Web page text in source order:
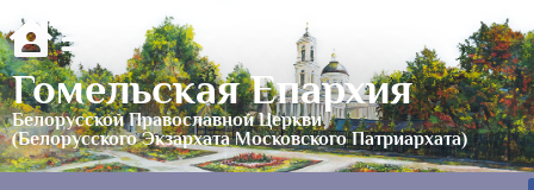
Гомельская Епархия
Белорусской Православной Церкви
(Белорусского Экзархата Московского Патриархата)